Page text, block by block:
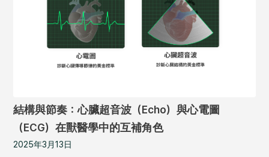
結構與節奏：心臟超音波（Echo）與心電圖
（ECG）在獸醫學中的互補角色
2025年3月13日